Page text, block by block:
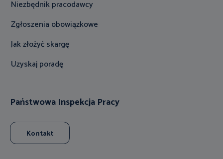
Niezbędnik pracodawcy
Zgłoszenia obowiązkowe
Jak złożyć skargę
Uzyskaj poradę
Państwowa Inspekcja Pracy
Kontakt